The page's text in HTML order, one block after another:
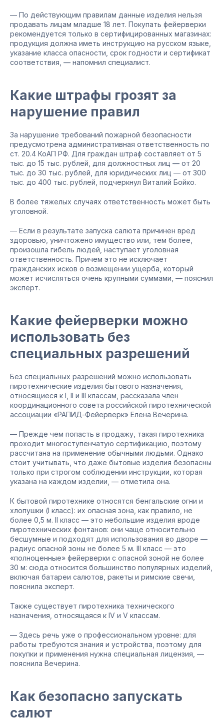
— По действующим правилам данные изделия нельзя
продавать лицам младше 18 лет. Покупать фейерверки
рекомендуется только в сертифицированных магазинах:
продукция должна иметь инструкцию на русском языке,
указание класса опасности, срок годности и сертификат
соответствия, — напомнил специалист.
Какие штрафы грозят за
нарушение правил
За нарушение требований пожарной безопасности
предусмотрена административная ответственность по
ст. 20.4 КоАП РФ. Для граждан штраф составляет от 5
тыс. до 15 тыс. рублей, для должностных лиц — от 20
тыс. до 30 тыс. рублей, для юридических лиц — от 300
тыс. до 400 тыс. рублей, подчеркнул Виталий Бойко.
В более тяжелых случаях ответственность может быть
уголовной.
— Если в результате запуска салюта причинен вред
здоровью, уничтожено имущество или, тем более,
произошла гибель людей, наступает уголовная
ответственность. Причем это не исключает
гражданских исков о возмещении ущерба, который
может исчисляться очень крупными суммами, — пояснил
эксперт.
Какие фейерверки можно
использовать без
специальных разрешений
Без специальных разрешений можно использовать
пиротехнические изделия бытового назначения,
относящиеся к I, II и III классам, рассказала член
координационного совета российской пиротехнической
ассоциации «РАПИД-Фейерверк» Елена Вечерина.
— Прежде чем попасть в продажу, такая пиротехника
проходит многоступенчатую сертификацию, поэтому
рассчитана на применение обычными людьми. Однако
стоит учитывать, что даже бытовые изделия безопасны
только при строгом соблюдении инструкции, которая
указана на каждом изделии, — отметила она.
К бытовой пиротехнике относятся бенгальские огни и
хлопушки (I класс): их опасная зона, как правило, не
более 0,5 м. II класс — это небольшие изделия вроде
пиротехнических фонтанов: они чаще относительно
бесшумные и подходят для использования во дворе —
радиус опасной зоны не более 5 м. III класс — это
«полноценные» фейерверки с опасной зоной не более
30 м: сюда относится большинство популярных изделий,
включая батареи салютов, ракеты и римские свечи,
пояснила эксперт.
Также существует пиротехника технического
назначения, относящаяся к IV и V классам.
— Здесь речь уже о профессиональном уровне: для
работы требуются знания и устройства, поэтому для
покупки и применения нужна специальная лицензия, —
пояснила Вечерина.
Как безопасно запускать
салют